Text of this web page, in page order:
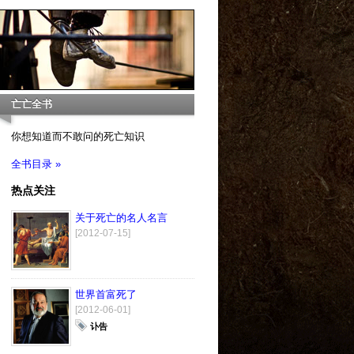
亡亡全书
你想知道而不敢问的死亡知识
全书目录 »
热点关注
关于死亡的名人名言
[2012-07-15]
世界首富死了
[2012-06-01]
讣告